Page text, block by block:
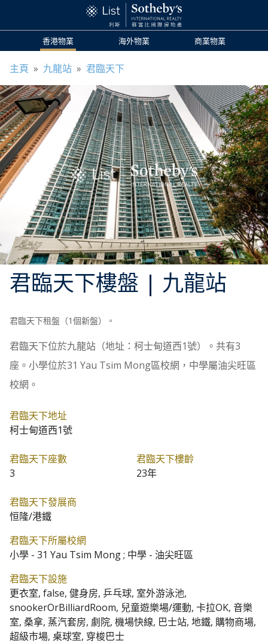
香港物業 海外物業 商業物業
主頁 » 九龍站 » 君臨天下
君臨天下樓盤 | 九龍站
君臨天下租盤（1個新盤）。
君臨天下位於九龍站（地址：柯士甸道西1號）。共有3
座。小學位於31 Yau Tsim Mong區校網，中學屬油尖旺區
校網。
君臨天下地址
柯士甸道西1號
君臨天下座數
3
君臨天下樓齡
23年
君臨天下發展商
恒隆/港鐵
君臨天下所屬校網
小學 - 31 Yau Tsim Mong ; 中學 - 油尖旺區
君臨天下設施
更衣室, false, 健身房, 乒乓球, 室外游泳池,
snookerOrBilliardRoom, 兒童遊樂場/運動, 卡拉OK, 音樂
室, 桑拿, 蒸汽套房, 劇院, 機場快線, 巴士站, 地鐵, 購物商場,
超級市場, 桌球室, 穿梭巴士